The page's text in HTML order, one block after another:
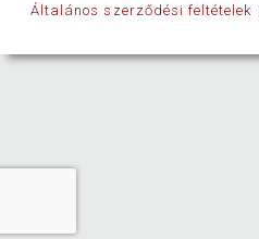
Általános szerződési feltételek